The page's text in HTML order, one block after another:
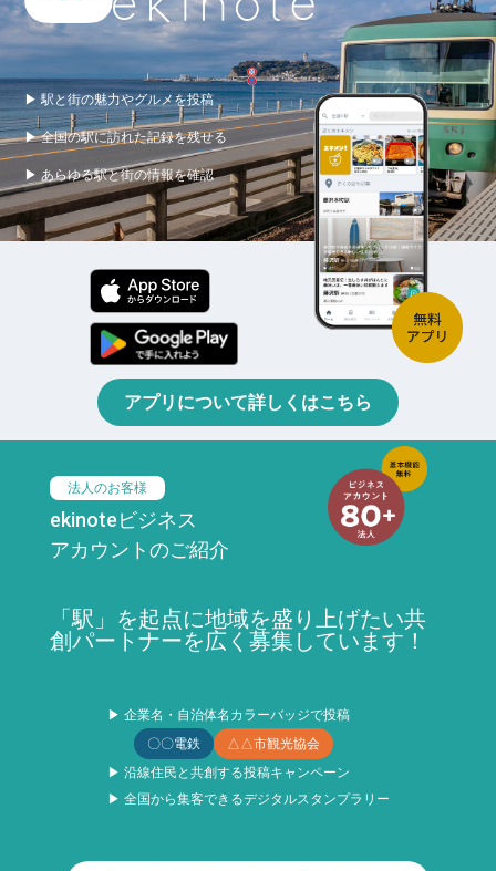
▶ 駅と街の魅力やグルメを投稿
▶ 全国の駅に訪れた記録を残せる
▶ あらゆる駅と街の情報を確認
アプリについて詳しくはこちら
法人のお客様
ekinoteビジネス
アカウントのご紹介
「駅」を起点に地域を盛り上げたい共
創パートナーを広く募集しています！
▶ 企業名・自治体名カラーバッジで投稿
〇〇電鉄
△△市観光協会
▶ 沿線住民と共創する投稿キャンペーン
▶ 全国から集客できるデジタルスタンプラリー